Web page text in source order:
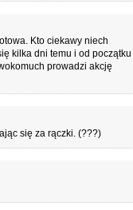
Kto ciekawy niech
kilka dni temu i od początku
prowadzi akcję
się za rączki. (???)